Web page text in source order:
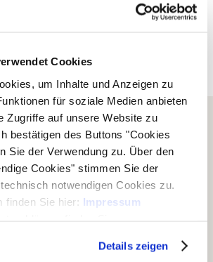
Cookies
um Inhalte und Anzeigen zu
für soziale Medien anbieten
Zugriffe auf unsere Website zu
bestätigen des Buttons "Cookies
Sie der Verwendung zu. Über den
Cookies" stimmen Sie der
notwendigen Cookies zu.
finden Sie hier: Impressum
Details zeigen
täglich unser Bestes. An mehreren
und handeln wir mit starken Ideen aus
Outlet-Store auf Kleinanzeigen: